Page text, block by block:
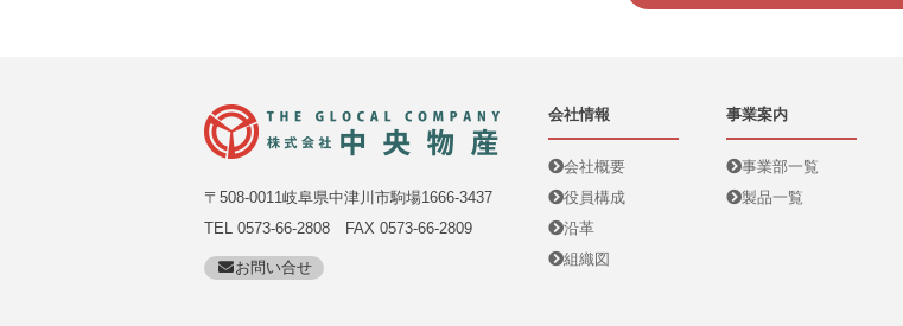
〒508-0011岐阜県中津川市駒場1666-3437
TEL 0573-66-2808 FAX 0573-66-2809
お問い合せ
会社情報
会社概要
役員構成
沿革
組織図
事業案内
事業部一覧
製品一覧